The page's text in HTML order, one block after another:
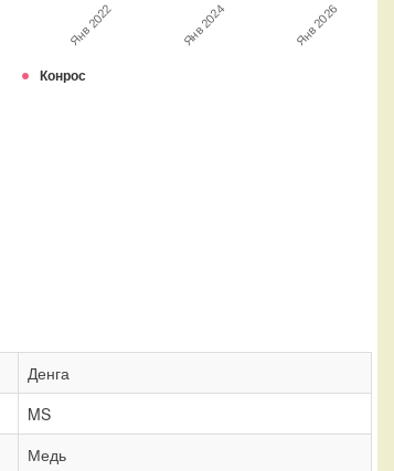
Конрос
Янв 2022 Янв 2024 Янв 2026
Денга
MS
Медь